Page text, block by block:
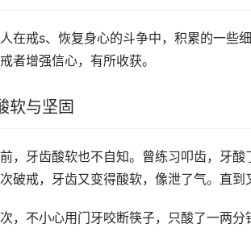
在戒s、恢复身心的斗争中，积累的一些
者增强信心，有所收获。
软与坚固
，牙齿酸软也不自知。曾练习叩齿，牙
破戒，牙齿又变得酸软，像泄了气。直到
，不小心用门牙咬断筷子，只酸了一两